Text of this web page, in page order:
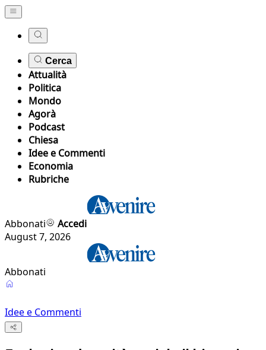
Cerca
Attualità
Politica
Mondo
Agorà
Podcast
Chiesa
Idee e Commenti
Economia
Rubriche
Abbonati
Accedi
August 7, 2026
Abbonati
Idee e Commenti